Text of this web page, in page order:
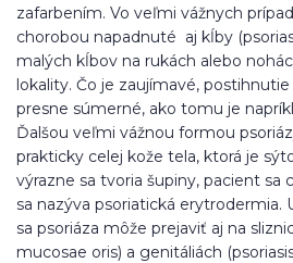
zafarbením. Vo veľmi vážnych
chorobou napadnuté aj kĺby
malých kĺbov na rukách alebo
lokality. Čo je zaujímavé,
presne súmerné, ako tomu je
Ďalšou veľmi vážnou formou
prakticky celej kože tela, ktorá je
výrazne sa tvoria šupiny, pacient sa
sa nazýva psoriatická erytrodermia.
sa psoriáza môže prejaviť aj na
mucosae oris) a genitáliách